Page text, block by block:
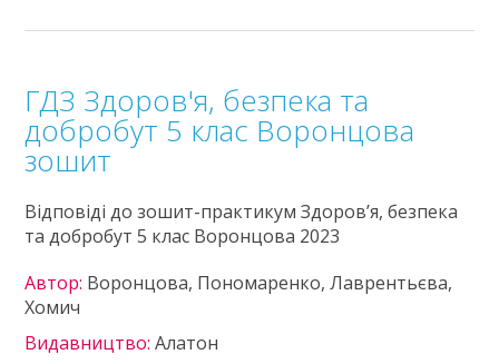
ГДЗ Здоров'я, безпека та
добробут 5 клас Воронцова
зошит
Відповіді до зошит-практикум Здоров’я, безпека
та добробут 5 клас Воронцова 2023
Автор: Воронцова, Пономаренко, Лаврентьєва,
Хомич
Видавництво:Алатон